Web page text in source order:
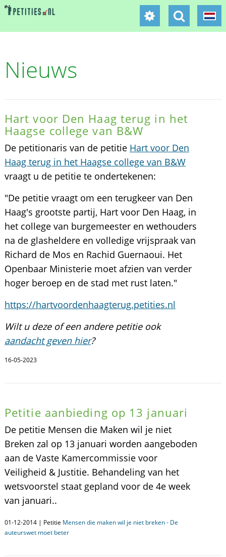
Nieuws
Hart voor Den Haag terug in het
Haagse college van B&W
De petitionaris van de petitie Hart voor Den
Haag terug in het Haagse college van B&W
vraagt u de petitie te ondertekenen:
"De petitie vraagt om een terugkeer van Den
Haag's grootste partij, Hart voor Den Haag, in
het college van burgemeester en wethouders
na de glasheldere en volledige vrijspraak van
Richard de Mos en Rachid Guernaoui. Het
Openbaar Ministerie moet afzien van verder
hoger beroep en de stad met rust laten."
https://hartvoordenhaagterug.petities.nl
Wilt u deze of een andere petitie ook
aandacht geven hier?
16-05-2023
Petitie aanbieding op 13 januari
De petitie Mensen die Maken wil je niet
Breken zal op 13 januari worden aangeboden
aan de Vaste Kamercommissie voor
Veiligheid & Justitie. Behandeling van het
wetsvoorstel staat gepland voor de 4e week
van januari..
01-12-2014 | Petitie Mensen die maken wil je niet breken - De
auteurswet moet beter